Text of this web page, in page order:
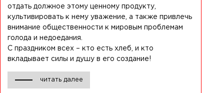
отдать должное этому ценному продукту,
культивировать к нему уважение, а также привлечь
внимание общественности к мировым проблемам
голода и недоедания.
С праздником всех – кто есть хлеб, и кто
вкладывает силы и душу в его создание!
читать далее